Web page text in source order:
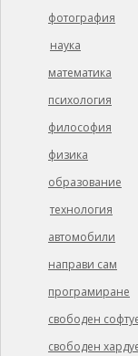
фотография
наука
математика
психология
философия
физика
образование
технология
автомобили
направи сам
програмиране
свободен
свободен